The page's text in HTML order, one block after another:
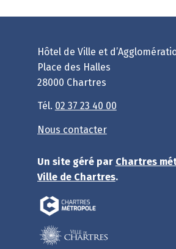
Hôtel de Ville et
Place des Halles
28000 Chartres
Tél. 02 37 23 40 00
Nous contacter
Un site géré par Chartres
Ville de Chartres.